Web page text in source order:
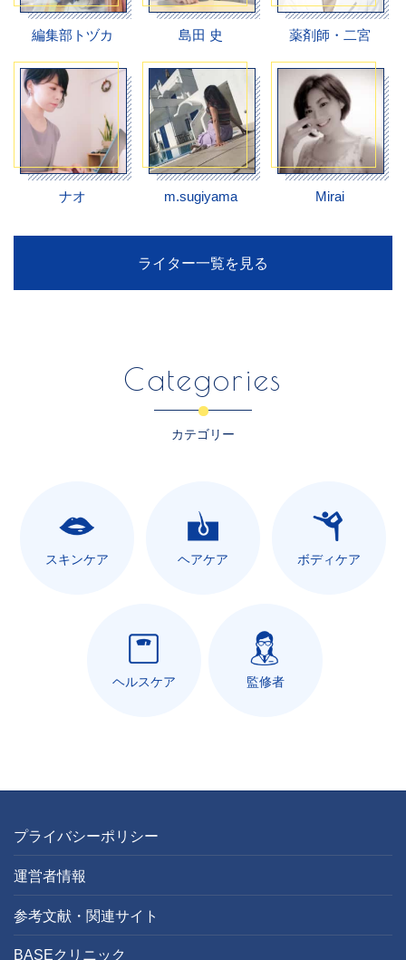
編集部トヅカ 島田 史 薬剤師・二宮
ナオ m.sugiyama Mirai
ライター一覧を見る
Categories
カテゴリー
スキンケア ヘアケア ボディケア
ヘルスケア 監修者
プライバシーポリシー
運営者情報
参考文献・関連サイト
BASEクリニック